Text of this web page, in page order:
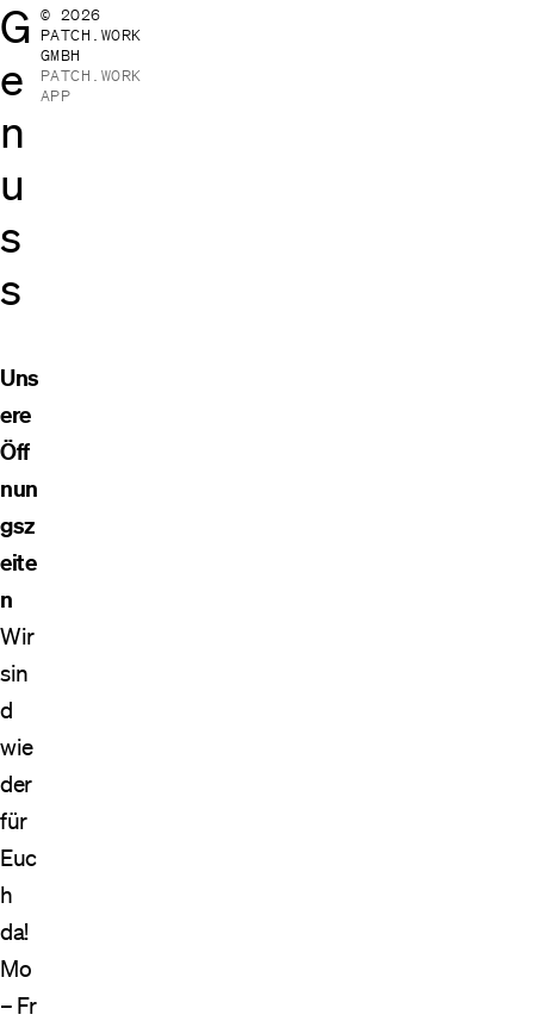
G
e
n
u
s
s
Uns
ere
Öff
nun
gsz
eite
n
Wir
sin
d
wie
der
für
Euc
h
da!
Mo
– Fr
© 2026
PATCH.WORK
GMBH
PATCH.WORK
APP